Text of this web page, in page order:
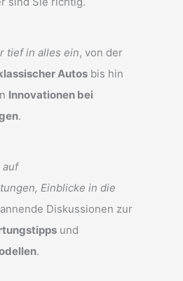
tief in alles ein, von der
Autos bis hin
Innovationen bei
.
auf
Einblicke in die
Diskussionen zur
und
.